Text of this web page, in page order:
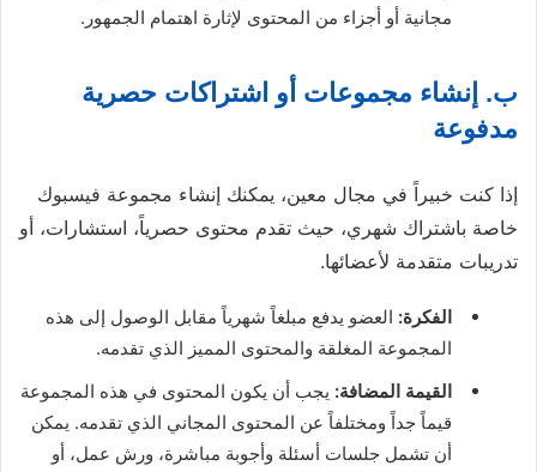
مجانية أو أجزاء من المحتوى لإثارة اهتمام الجمهور.
ب. إنشاء مجموعات أو اشتراكات حصرية
مدفوعة
إذا كنت خبيراً في مجال معين، يمكنك إنشاء مجموعة فيسبوك
خاصة باشتراك شهري، حيث تقدم محتوى حصرياً، استشارات، أو
تدريبات متقدمة لأعضائها.
الفكرة: العضو يدفع مبلغاً شهرياً مقابل الوصول إلى هذه
المجموعة المغلقة والمحتوى المميز الذي تقدمه.
القيمة المضافة: يجب أن يكون المحتوى في هذه المجموعة
قيماً جداً ومختلفاً عن المحتوى المجاني الذي تقدمه. يمكن
أن تشمل جلسات أسئلة وأجوبة مباشرة، ورش عمل، أو